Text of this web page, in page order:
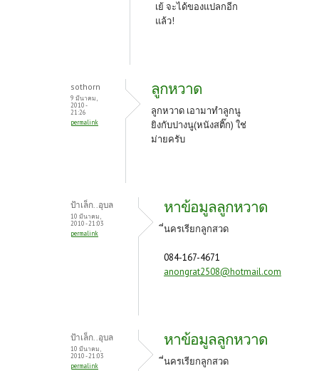
เย้ จะได้ของแปลกอีก
แล้ว!
sothorn
9 มีนาคม,
2010 -
21:26
permalink
ลูกหวาด
ลูกหวาด เอามาทำลูกนู
ยิงกับปางนู(หนังสติ๊ก) ใช่
ม่ายครับ
ป้าเล็ก..อุบล
10 มีนาคม,
2010 - 21:03
permalink
หาข้อมูลลูกหวาด
ี่นครเรียกลูกสวด
084-167-4671
anongrat2508@hotmail.com
ป้าเล็ก..อุบล
10 มีนาคม,
2010 - 21:03
permalink
หาข้อมูลลูกหวาด
ี่นครเรียกลูกสวด